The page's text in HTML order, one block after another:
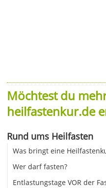
Möchtest du
heilfastenkur.de
Rund ums Heilfasten
Was bringt eine
Wer darf fasten?
Entlastungstage VOR der